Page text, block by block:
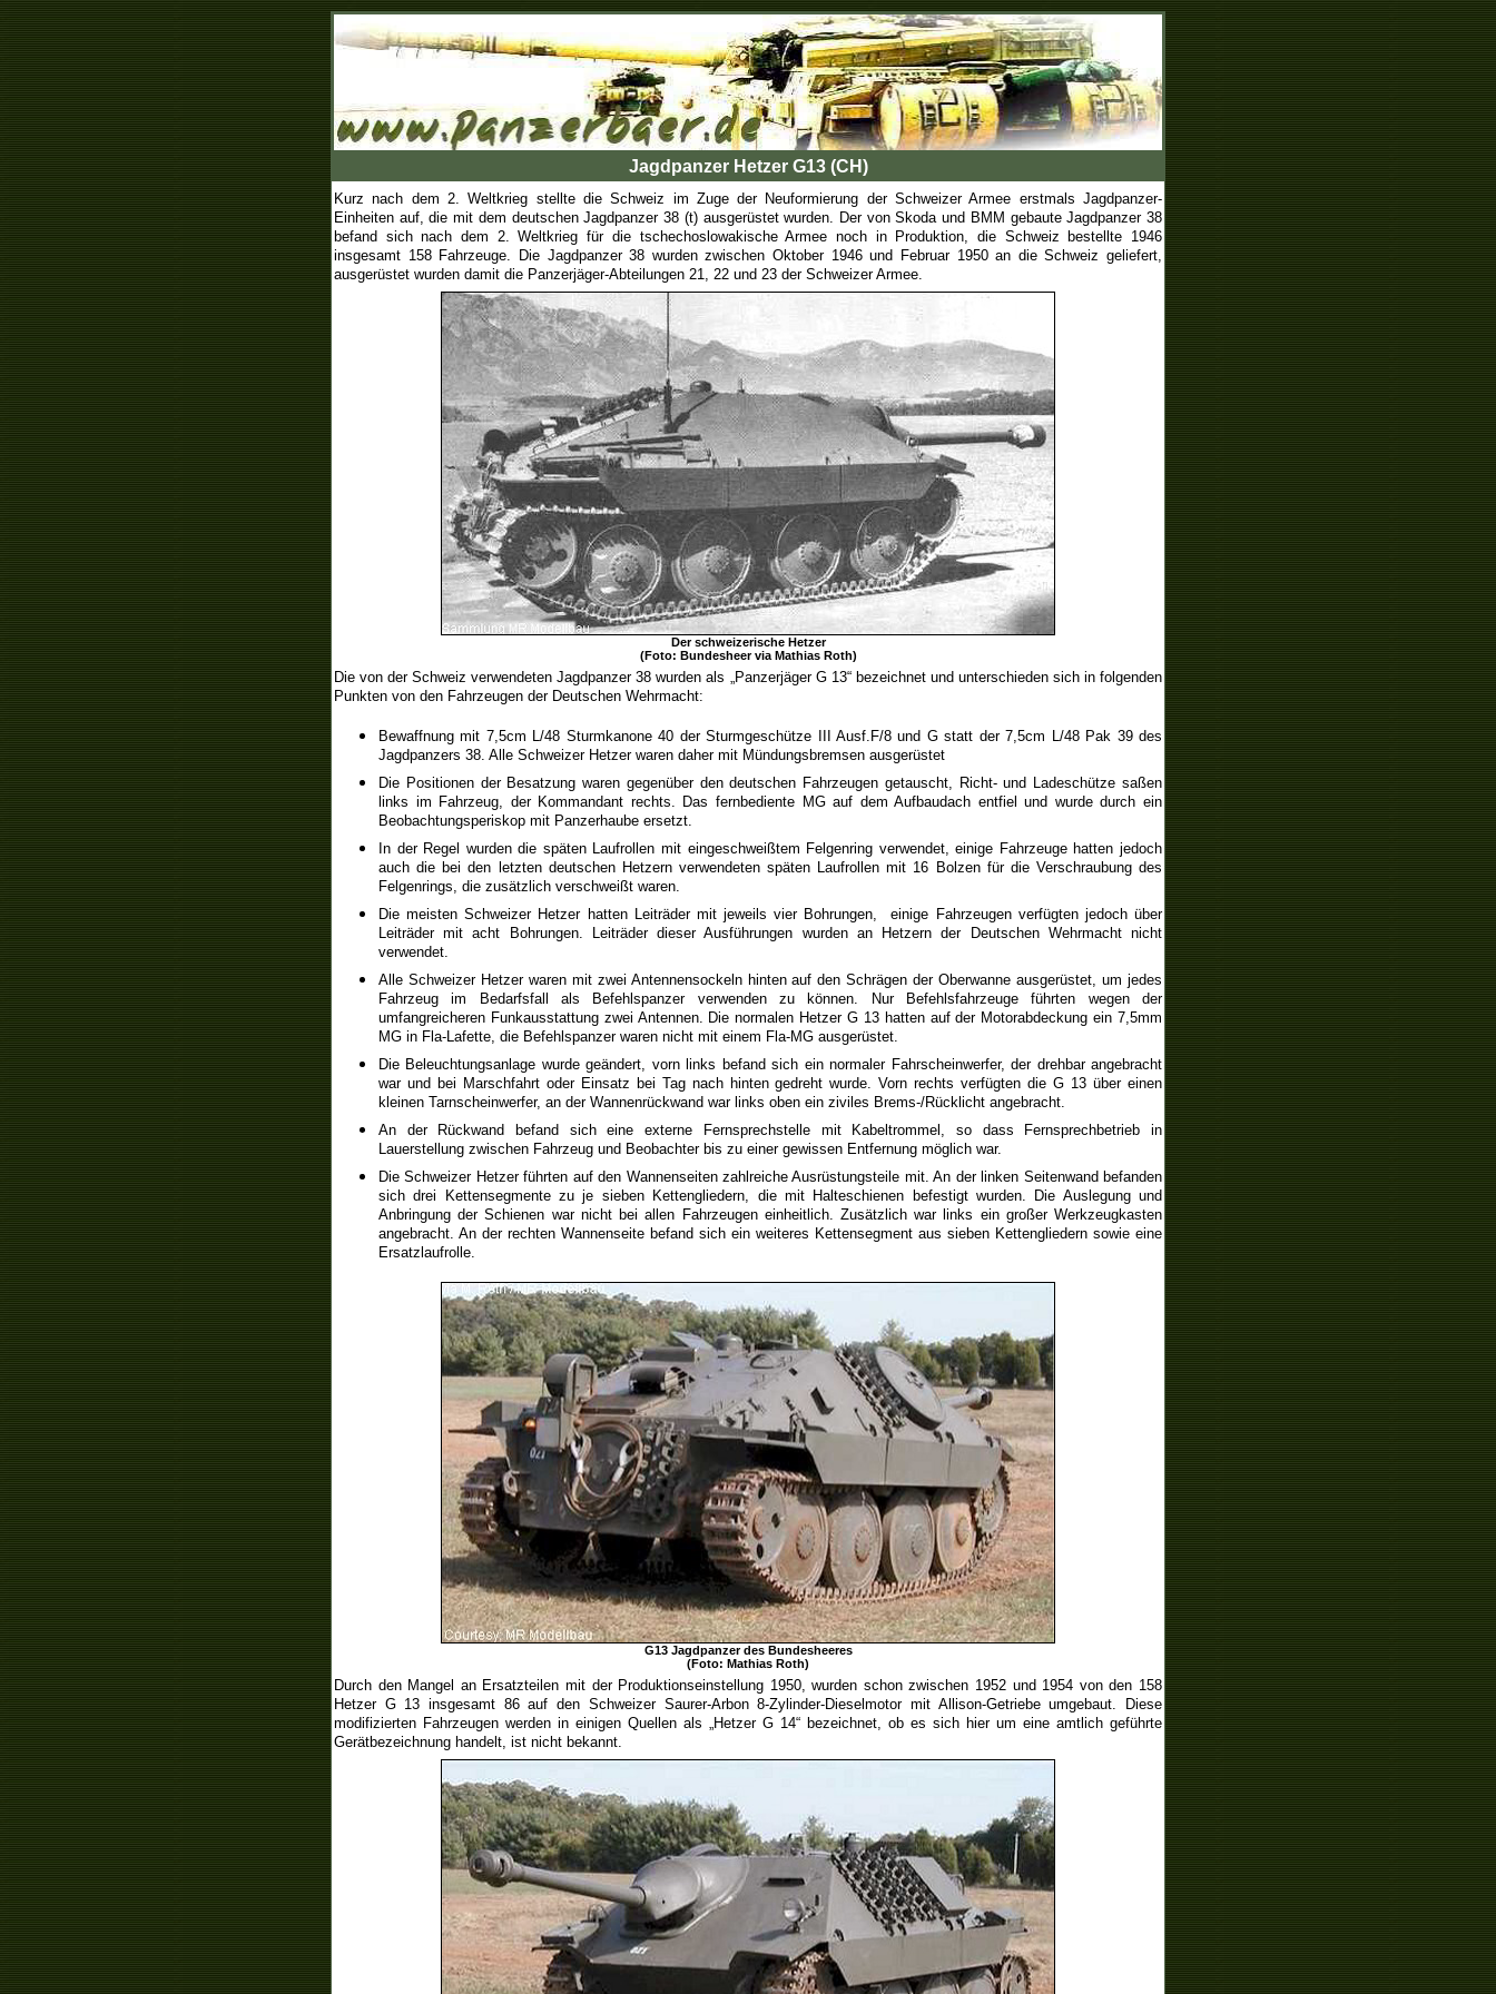
Jagdpanzer Hetzer G13 (CH)
Kurz nach dem 2. Weltkrieg stellte die Schweiz im Zuge der Neuformierung der Schweizer Armee erstmals Jagdpanzer-
Einheiten auf, die mit dem deutschen Jagdpanzer 38 (t) ausgerüstet wurden. Der von Skoda und BMM gebaute Jagdpanzer 38
befand sich nach dem 2. Weltkrieg für die tschechoslowakische Armee noch in Produktion, die Schweiz bestellte 1946
insgesamt 158 Fahrzeuge. Die Jagdpanzer 38 wurden zwischen Oktober 1946 und Februar 1950 an die Schweiz geliefert,
ausgerüstet wurden damit die Panzerjäger-Abteilungen 21, 22 und 23 der Schweizer Armee.
Der schweizerische Hetzer
(Foto: Bundesheer via Mathias Roth)
Die von der Schweiz verwendeten Jagdpanzer 38 wurden als „Panzerjäger G 13“ bezeichnet und unterschieden sich in folgenden
Punkten von den Fahrzeugen der Deutschen Wehrmacht:
Bewaffnung mit 7,5cm L/48 Sturmkanone 40 der Sturmgeschütze III Ausf.F/8 und G statt der 7,5cm L/48 Pak 39 des
Jagdpanzers 38. Alle Schweizer Hetzer waren daher mit Mündungsbremsen ausgerüstet
Die Positionen der Besatzung waren gegenüber den deutschen Fahrzeugen getauscht, Richt- und Ladeschütze saßen
links im Fahrzeug, der Kommandant rechts. Das fernbediente MG auf dem Aufbaudach entfiel und wurde durch ein
Beobachtungsperiskop mit Panzerhaube ersetzt.
In der Regel wurden die späten Laufrollen mit eingeschweißtem Felgenring verwendet, einige Fahrzeuge hatten jedoch
auch die bei den letzten deutschen Hetzern verwendeten späten Laufrollen mit 16 Bolzen für die Verschraubung des
Felgenrings, die zusätzlich verschweißt waren.
Die meisten Schweizer Hetzer hatten Leiträder mit jeweils vier Bohrungen, einige Fahrzeugen verfügten jedoch über
Leiträder mit acht Bohrungen. Leiträder dieser Ausführungen wurden an Hetzern der Deutschen Wehrmacht nicht
verwendet.
Alle Schweizer Hetzer waren mit zwei Antennensockeln hinten auf den Schrägen der Oberwanne ausgerüstet, um jedes
Fahrzeug im Bedarfsfall als Befehlspanzer verwenden zu können. Nur Befehlsfahrzeuge führten wegen der
umfangreicheren Funkausstattung zwei Antennen. Die normalen Hetzer G 13 hatten auf der Motorabdeckung ein 7,5mm
MG in Fla-Lafette, die Befehlspanzer waren nicht mit einem Fla-MG ausgerüstet.
Die Beleuchtungsanlage wurde geändert, vorn links befand sich ein normaler Fahrscheinwerfer, der drehbar angebracht
war und bei Marschfahrt oder Einsatz bei Tag nach hinten gedreht wurde. Vorn rechts verfügten die G 13 über einen
kleinen Tarnscheinwerfer, an der Wannenrückwand war links oben ein ziviles Brems-/Rücklicht angebracht.
An der Rückwand befand sich eine externe Fernsprechstelle mit Kabeltrommel, so dass Fernsprechbetrieb in
Lauerstellung zwischen Fahrzeug und Beobachter bis zu einer gewissen Entfernung möglich war.
Die Schweizer Hetzer führten auf den Wannenseiten zahlreiche Ausrüstungsteile mit. An der linken Seitenwand befanden
sich drei Kettensegmente zu je sieben Kettengliedern, die mit Halteschienen befestigt wurden. Die Auslegung und
Anbringung der Schienen war nicht bei allen Fahrzeugen einheitlich. Zusätzlich war links ein großer Werkzeugkasten
angebracht. An der rechten Wannenseite befand sich ein weiteres Kettensegment aus sieben Kettengliedern sowie eine
Ersatzlaufrolle.
G13 Jagdpanzer des Bundesheeres
(Foto: Mathias Roth)
Durch den Mangel an Ersatzteilen mit der Produktionseinstellung 1950, wurden schon zwischen 1952 und 1954 von den 158
Hetzer G 13 insgesamt 86 auf den Schweizer Saurer-Arbon 8-Zylinder-Dieselmotor mit Allison-Getriebe umgebaut. Diese
modifizierten Fahrzeugen werden in einigen Quellen als „Hetzer G 14“ bezeichnet, ob es sich hier um eine amtlich geführte
Gerätbezeichnung handelt, ist nicht bekannt.